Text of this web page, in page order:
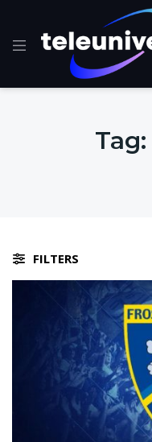
Tag:
FILTERS